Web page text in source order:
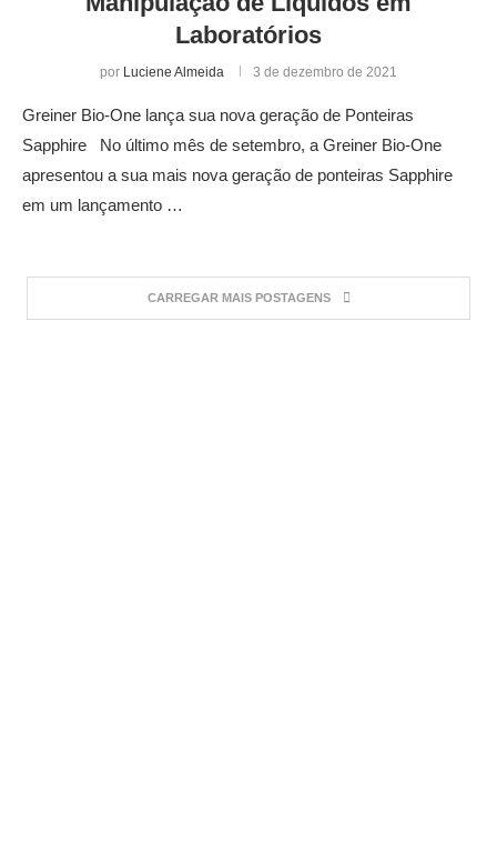
Laboratórios
por Luciene Almeida 3 de dezembro de 2021
Greiner Bio-One lança sua nova geração de Ponteiras
Sapphire No último mês de setembro, a Greiner Bio-One
apresentou a sua mais nova geração de ponteiras Sapphire
em um lançamento …
CARREGAR MAIS POSTAGENS